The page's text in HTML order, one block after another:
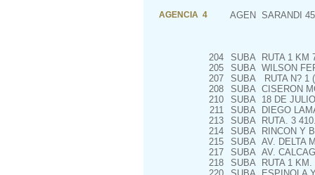
AGENCIA 4 AGEN SARANDI
204 SUBA RUTA 1 KM
205
SUBA WILSON
207
SUBA RUTA N? 1
208
SUBA CISERON
210
SUBA 18 DE
211
SUBA DIEGO
213
SUBA RUTA. 3
214
SUBA RINCON Y
215
SUBA AV. DELTA
217
SUBA AV.
218
SUBA RUTA 1